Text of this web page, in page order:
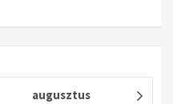
augusztus